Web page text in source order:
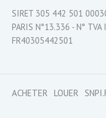
SIRET 305 442 501 00030
PARIS N°13.336 - N° TVA
FR40305442501
ACHETER LOUER